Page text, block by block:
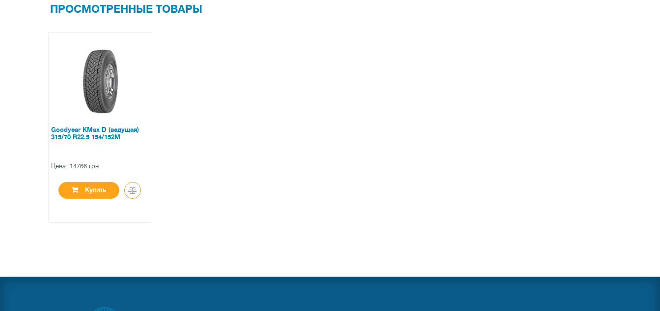
ПРОСМОТРЕННЫЕ ТОВАРЫ
Goodyear KMax D (ведущая)
315/70 R22.5 154/152M
Цена: 14766 грн
Купить